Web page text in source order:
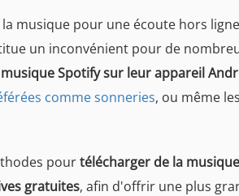
musique pour une écoute hors
un inconvénient pour de
Spotify sur leur appareil
comme sonneries, ou même
pourtélécharger de la musique
gratuites, afin d'offrir une plus